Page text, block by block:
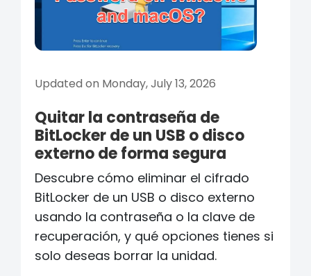
Updated on Monday, July 13, 2026
Quitar la contraseña de
BitLocker de un USB o disco
externo de forma segura
Descubre cómo eliminar el cifrado
BitLocker de un USB o disco externo
usando la contraseña o la clave de
recuperación, y qué opciones tienes si
solo deseas borrar la unidad.